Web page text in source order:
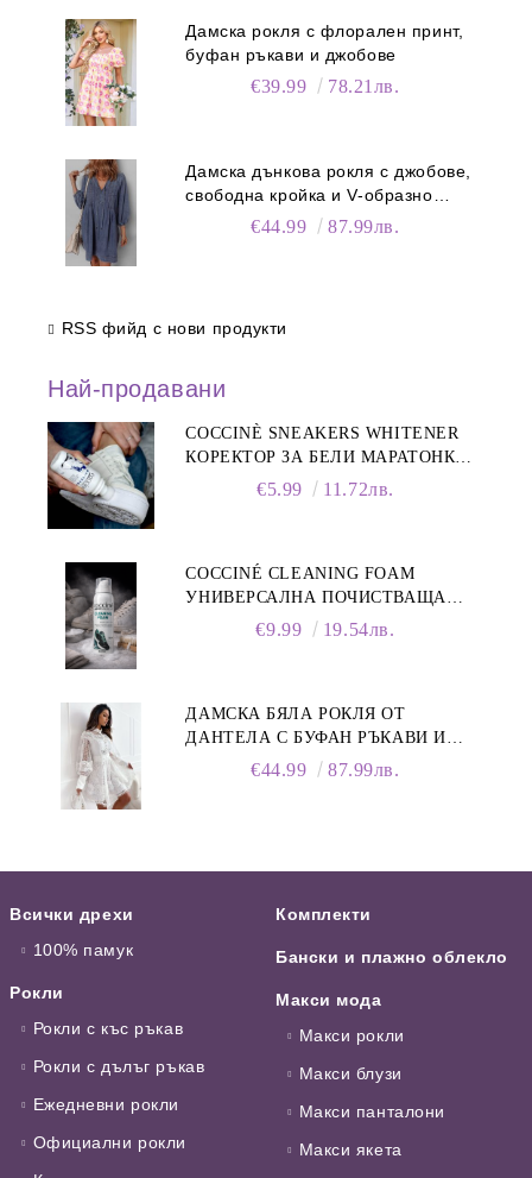
Дамска рокля с флорален принт,
буфан ръкави и джобове
€39.99 78.21лв.
Дамска дънкова рокля с джобове,
свободна кройка и V-образно
деколте€44.99 87.99лв.
RSS фийд с нови продукти
Най-продавани
COCCINÈ SNEAKERS WHITENER
КОРЕКТОР ЗА БЕЛИ МАРАТОНКИ,
€5.99 11.72лв.
COCCINÉ CLEANING FOAM
УНИВЕРСАЛНА ПОЧИСТВАЩА
ПЯНА ЗА ОБУВКИ, 150 МЛ
€9.99 19.54лв.
ДАМСКА БЯЛА РОКЛЯ ОТ
ДАНТЕЛА С БУФАН РЪКАВИ И
€44.99 87.99лв.
Всички дрехи
100% памук
Рокли
Рокли с къс ръкав
Рокли с дълъг ръкав
Ежедневни рокли
Официални рокли
Комплекти
Бански и плажно облекло
Макси мода
Макси рокли
Макси блузи
Макси панталони
Макси якета